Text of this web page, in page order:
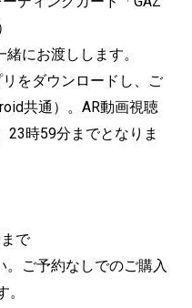
にお渡しします。
をダウンロードし、ご
共通）。AR動画視聴
23時59分までとなりま
で
ご予約なしでのご購入